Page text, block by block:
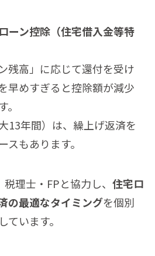
ーン控除（住宅借入金等特
残高」に応じて還付を受け
早めすぎると控除額が減少
13年間）は、繰上げ返済を
もあります。
理士・FPと協力し、 住宅ロ
の最適なタイミングを個別
ています。